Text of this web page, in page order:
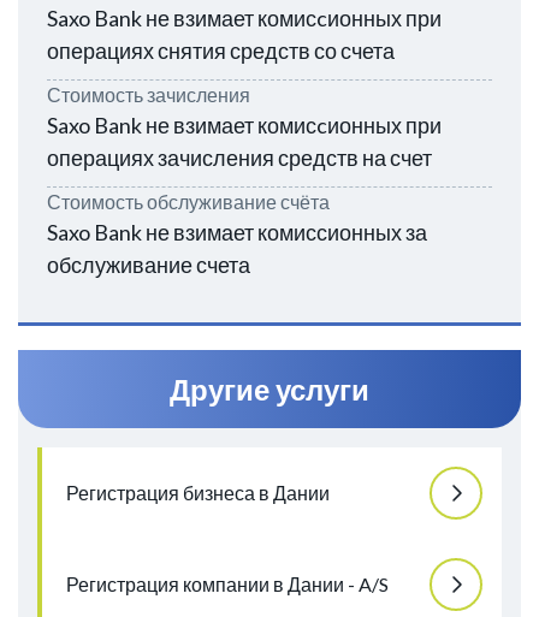
Saxo Bank не взимает комисcионных при
операциях снятия средств со счета
Стоимость зачисления
Saxo Bank не взимает комисcионных при
операциях зачисления средств на счет
Стоимость обслуживание счёта
Saxo Bank не взимает комиссионных за
обслуживание счета
Другие услуги
Регистрация бизнеса в Дании
Регистрация компании в Дании - A/S